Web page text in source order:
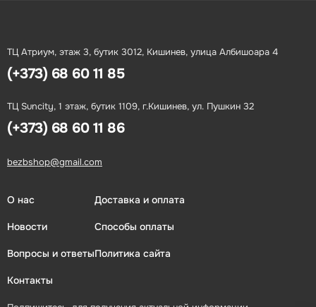
ТЦ Атриум, этаж 3, бутик 3012, Кишинев, улица Албишоара 4
(+373) 68 60 11 85
ТЦ Suncity, 1 этаж, бутик 1109, г.Кишинев, ул. Пушкин 32
(+373) 68 60 11 86
bezbshop@gmail.com
О нас
Новости
Вопросы и ответы
Контакты
Доставка и оплата
Способы оплаты
Политика сайта